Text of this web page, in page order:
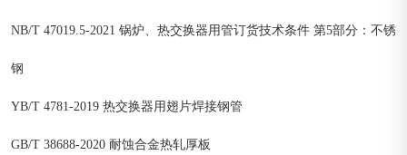
NB/T 47019.5-2021 锅炉、热交换器用管订货技术条件 第5部分：不锈
钢
YB/T 4781-2019 热交换器用翅片焊接钢管
GB/T 38688-2020 耐蚀合金热轧厚板